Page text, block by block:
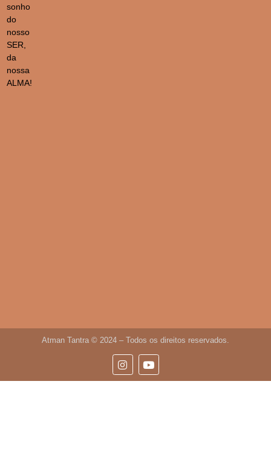
sonho
do
nosso
SER,
da
nossa
ALMA!
Atman Tantra © 2024 – Todos os direitos reservados.